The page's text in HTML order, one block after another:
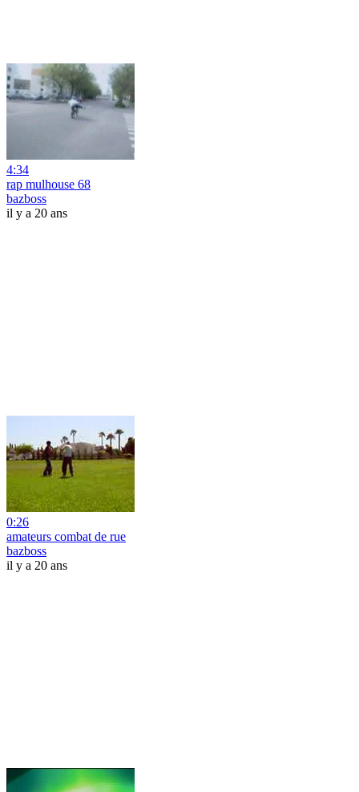
4:34
rap mulhouse 68
bazboss
il y a 20 ans
0:26
amateurs combat de rue
bazboss
il y a 20 ans